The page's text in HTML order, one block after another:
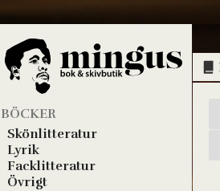
BÖCKER
Skönlitteratur
Lyrik
Facklitteratur
Övrigt